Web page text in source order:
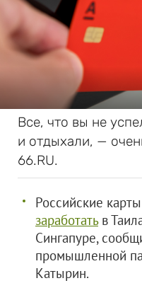
Все, что вы не
и отдыхали, —
66.RU.
Российские
заработатьв
Сингапуре,
промышленной
Катырин.